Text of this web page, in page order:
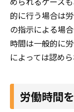
的に行う場合は
の指示による場
時間は一般的に
によっては認め
労働時間